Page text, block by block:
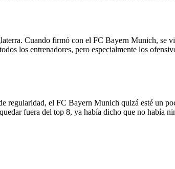
Cuando firmó con el FC Bayern Munich, se
los entrenadores, pero especialmente los
regularidad, el FC Bayern Munich quizá esté un
fuera del top 8, ya había dicho que no había